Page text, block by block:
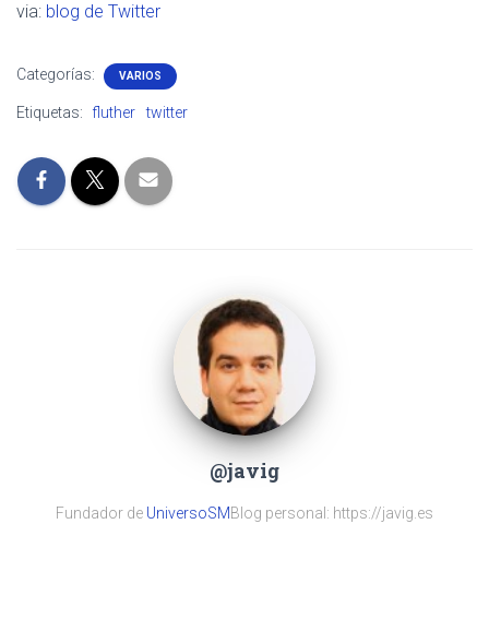
via: blog de Twitter
Categorías: VARIOS
Etiquetas: fluther twitter
@javig
Fundador de UniversoSMBlog personal: https://javig.es